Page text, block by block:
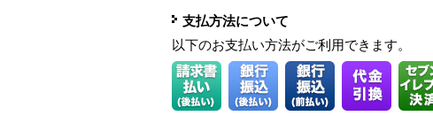
支払方法について
以下のお支払い方法がご利用できます。